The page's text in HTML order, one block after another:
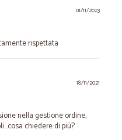
01/11/2023
rispettata
18/11/2021
nella gestione ordine,
chiedere di più?